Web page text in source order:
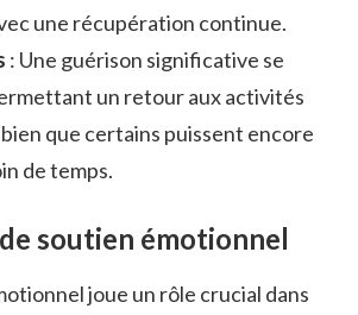
une récupération continue.
: Une guérison significative se
un retour aux activités
que certains puissent encore
de temps.
soutien émotionnel
joue un rôle crucial dans